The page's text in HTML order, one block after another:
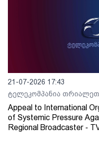
21-07-2026 17:43
ტელეკომპანია
Appeal to International
of Systemic Pressure
Regional Broadcaster -